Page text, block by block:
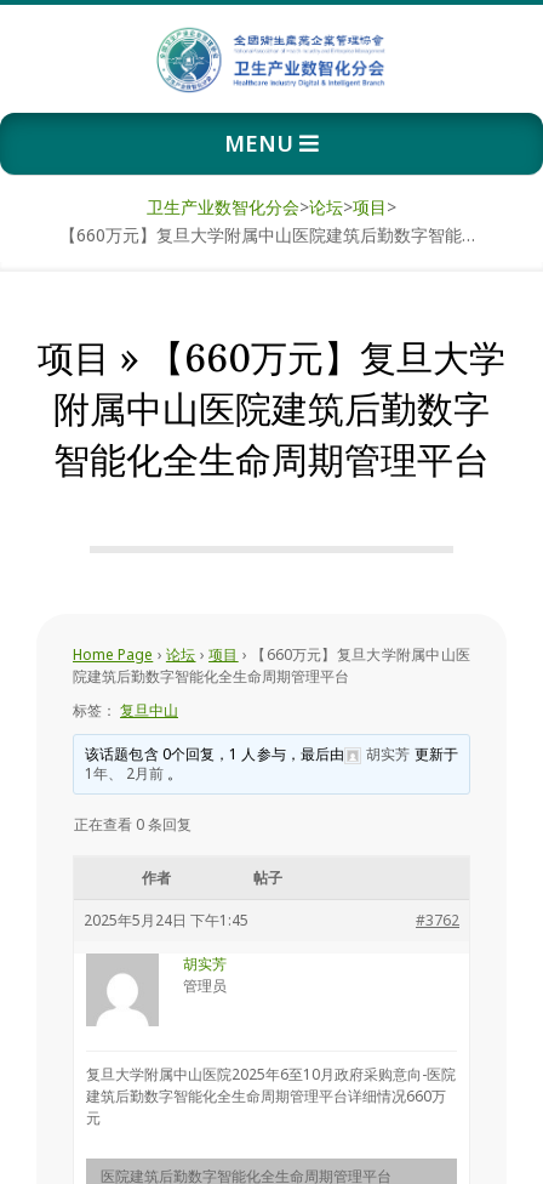
卫
生
产
数
智
化
Primary
Navigation
MENU
卫生产业数智化分会>论坛>项目>
【660万元】复旦大学附属中山医院建筑后勤数字智能化全生命周期管理平台
项目 »
【660万元】复旦大学
附属中山医院建筑后勤数字
智能化全生命周期管理平台
Home Page › 论坛 › 项目 ›
【660万元】复旦大学附属中山医
院建筑后勤数字智能化全生命周期管理平台
标签： 复旦中山
该话题包含 0个回复，1 人参与，最后由 胡实芳 更新于
1年、 2月前 。
正在查看 0 条回复
作者 帖子
2025年5月24日 下午1:45 #3762
胡实芳
管理员
复旦大学附属中山医院2025年6至10月政府采购意向-医院
建筑后勤数字智能化全生命周期管理平台详细情况660万
元
医院建筑后勤数字智能化全生命周期管理平台